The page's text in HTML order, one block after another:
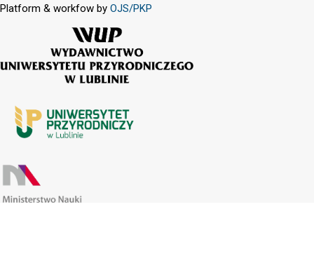
Platform & workfow by OJS/PKP